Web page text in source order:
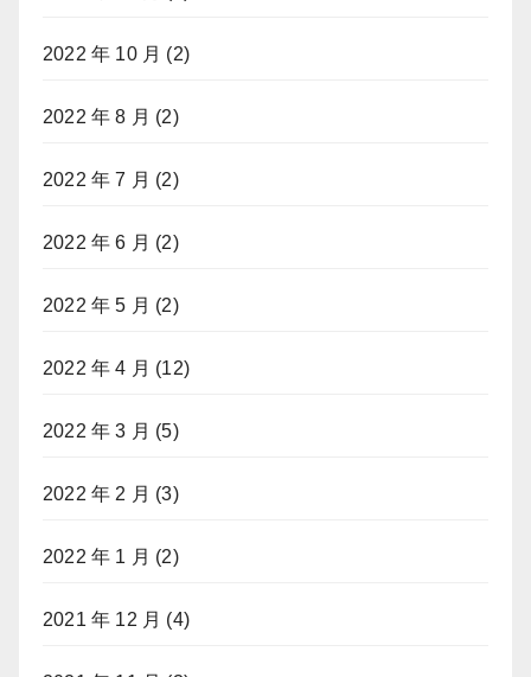
2022 年 10 月 (2)
2022 年 8 月 (2)
2022 年 7 月 (2)
2022 年 6 月 (2)
2022 年 5 月 (2)
2022 年 4 月 (12)
2022 年 3 月 (5)
2022 年 2 月 (3)
2022 年 1 月 (2)
2021 年 12 月 (4)